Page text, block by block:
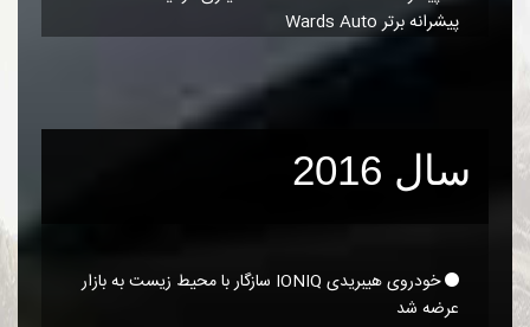
پیشرانه برتر Wards Auto
سال 2016
خودروی هیبریدی IONIQ سازگار با محیط زیست به بازار
عرضه شد